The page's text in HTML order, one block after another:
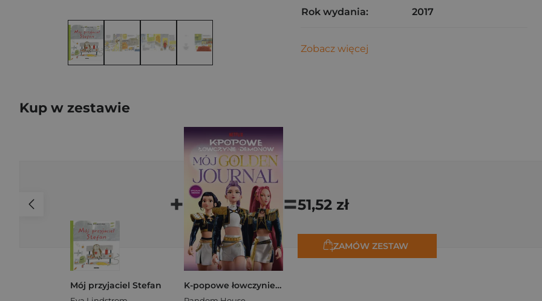
Rok wydania: 2017
Zobacz więcej
Kup w zestawie
Mój przyjaciel Stefan
+
K-popowe łowczynie demonów. Mój golden journal. Oficjalny dziennik
=51,52 zł
ZAMÓW ZESTAW